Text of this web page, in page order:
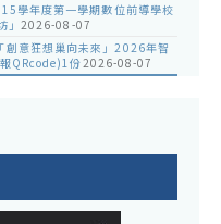
學年度第一學期數位前導學校
2026-08-07
創意狂想巢向未來」2026年智
QRcode)1份2026-08-07